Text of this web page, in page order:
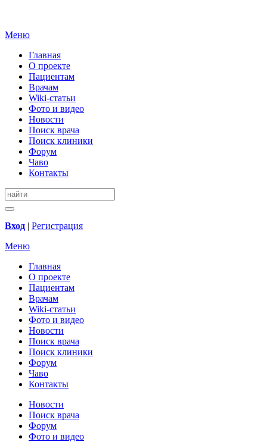
Меню
Главная
О проекте
Пациентам
Врачам
Wiki-статьи
Фото и видео
Новости
Поиск врача
Поиск клиники
Форум
Чаво
Контакты
Вход | Регистрация
Меню
Главная
О проекте
Пациентам
Врачам
Wiki-статьи
Фото и видео
Новости
Поиск врача
Поиск клиники
Форум
Чаво
Контакты
Новости
Поиск врача
Форум
Фото и видео